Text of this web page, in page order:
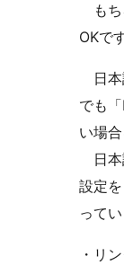
もち
OKで
日本
でも
い場
日本
設定
ってい
・リ